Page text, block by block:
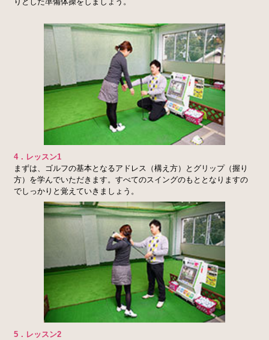
4．レッスン1
まずは、ゴルフの基本となるアドレス（構え方）と グリップ（握り
方）を学んでいただきます。すべてのスイングのもととなりますの
でしっかりと覚えていきましょう。
5．レッスン2